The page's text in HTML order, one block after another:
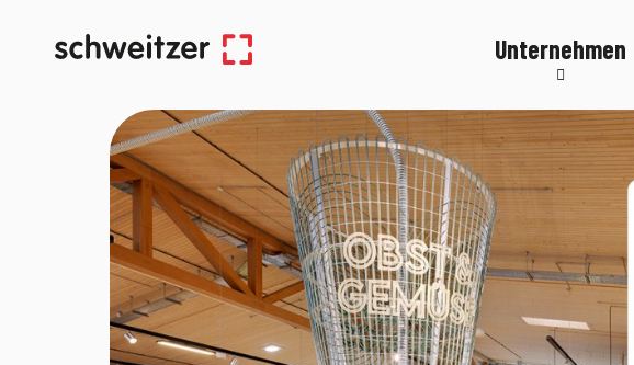
Unternehmen
Nachhaltigkeit
Karriere